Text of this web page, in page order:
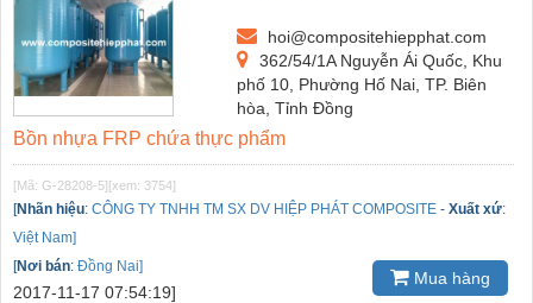
hoi@compositehiepphat.com
362/54/1A Nguyễn Ái Quốc, Khu
phố 10, Phường Hố Nai, TP. Biên
hòa, Tỉnh Đồng
Bồn nhựa FRP chứa thực phẩm
[Mã: G-28208-5] [xem: 3754]
[Nhãn hiệu: CÔNG TY TNHH TM SX DV HIỆP PHÁT COMPOSITE - Xuất xứ:
Việt Nam]
[Nơi bán: Đồng Nai]
2017-11-17 07:54:19]
Mua hàng